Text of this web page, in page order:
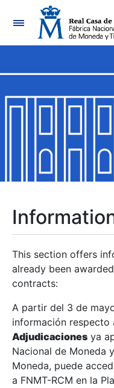
Show/Hide
Show/Hide
Show/Hide
Show/Hide
Show/Hide
This section offers
already been
contracts:
A partir del 3 de
información respecto
Adjudicaciones ya
Nacional de Moneda
Moneda, puede
a FNMT-RCM en la